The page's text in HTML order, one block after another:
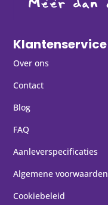
Klantenservice
Over ons
Contact
Blog
FAQ
Aanleverspecificaties
Algemene voorwaarden
Cookiebeleid